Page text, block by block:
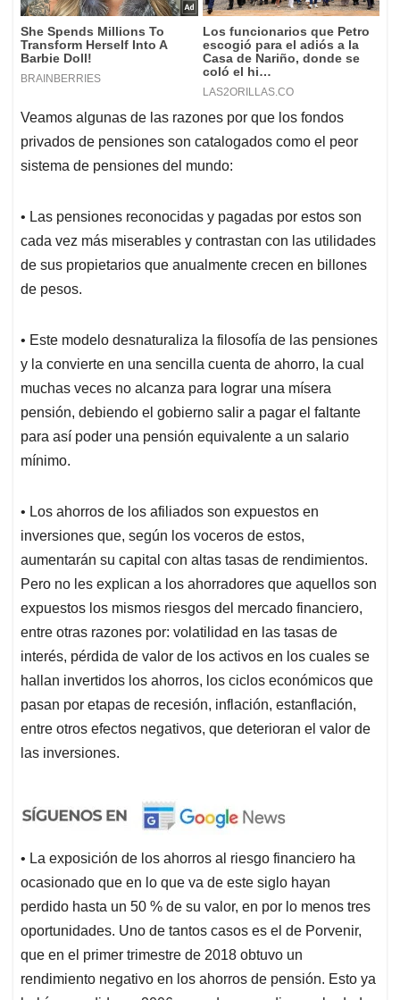
Veamos algunas de las razones por que los fondos
privados de pensiones son catalogados como el peor
sistema de pensiones del mundo:
• Las pensiones reconocidas y pagadas por estos son
cada vez más miserables y contrastan con las utilidades
de sus propietarios que anualmente crecen en billones
de pesos.
• Este modelo desnaturaliza la filosofía de las pensiones
y la convierte en una sencilla cuenta de ahorro, la cual
muchas veces no alcanza para lograr una mísera
pensión, debiendo el gobierno salir a pagar el faltante
para así poder una pensión equivalente a un salario
mínimo.
• Los ahorros de los afiliados son expuestos en
inversiones que, según los voceros de estos,
aumentarán su capital con altas tasas de rendimientos.
Pero no les explican a los ahorradores que aquellos son
expuestos los mismos riesgos del mercado financiero,
entre otras razones por: volatilidad en las tasas de
interés, pérdida de valor de los activos en los cuales se
hallan invertidos los ahorros, los ciclos económicos que
pasan por etapas de recesión, inflación, estanflación,
entre otros efectos negativos, que deterioran el valor de
las inversiones.
• La exposición de los ahorros al riesgo financiero ha
ocasionado que en lo que va de este siglo hayan
perdido hasta un 50 % de su valor, en por lo menos tres
oportunidades. Uno de tantos casos es el de Porvenir,
que en el primer trimestre de 2018 obtuvo un
rendimiento negativo en los ahorros de pensión. Esto ya